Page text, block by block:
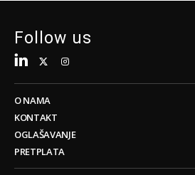
Mišljenje
Svijet
Analiza
Discover
Follow us
O NAMA
KONTAKT
OGLAŠAVANJE
PRETPLATA